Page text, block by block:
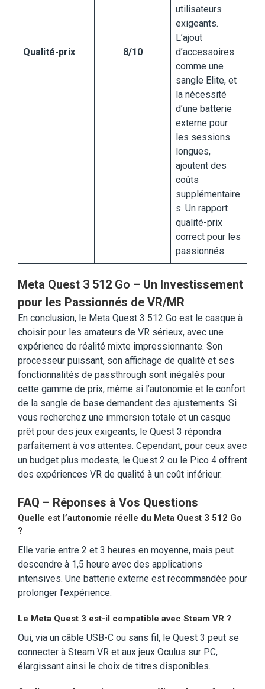
Qualité-prix 8/10
utilisateurs
exigeants.
L’ajout
d’accessoires
comme une
sangle Elite, et
la nécessité
d’une batterie
externe pour
les sessions
longues,
ajoutent des
coûts
supplémentaire
s. Un rapport
qualité-prix
correct pour les
passionnés.
Meta Quest 3 512 Go – Un Investissement
pour les Passionnés de VR/MR
En conclusion, le Meta Quest 3 512 Go est le casque à
choisir pour les amateurs de VR sérieux, avec une
expérience de réalité mixte impressionnante. Son
processeur puissant, son affichage de qualité et ses
fonctionnalités de passthrough sont inégalés pour
cette gamme de prix, même si l’autonomie et le confort
de la sangle de base demandent des ajustements. Si
vous recherchez une immersion totale et un casque
prêt pour des jeux exigeants, le Quest 3 répondra
parfaitement à vos attentes. Cependant, pour ceux avec
un budget plus modeste, le Quest 2 ou le Pico 4 offrent
des expériences VR de qualité à un coût inférieur.
FAQ – Réponses à Vos Questions
Quelle est l’autonomie réelle du Meta Quest 3 512 Go
?
Elle varie entre 2 et 3 heures en moyenne, mais peut
descendre à 1,5 heure avec des applications
intensives. Une batterie externe est recommandée pour
prolonger l’expérience.
Le Meta Quest 3 est-il compatible avec Steam VR ?
Oui, via un câble USB-C ou sans fil, le Quest 3 peut se
connecter à Steam VR et aux jeux Oculus sur PC,
élargissant ainsi le choix de titres disponibles.